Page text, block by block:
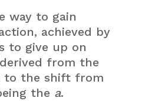
way to gain
achieved by
to give up on
from the
to the shift from
the a.